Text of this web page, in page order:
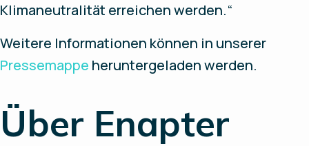
Klimaneutralität erreichen werden.“
Weitere Informationen können in unserer
Pressemappe heruntergeladen werden.
Über Enapter